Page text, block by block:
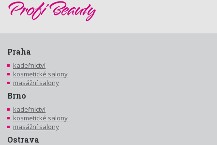
Praha
kadeřnictví
kosmetické salony
masážní salony
Brno
kadeřnictví
kosmetické salony
masážní salony
Ostrava